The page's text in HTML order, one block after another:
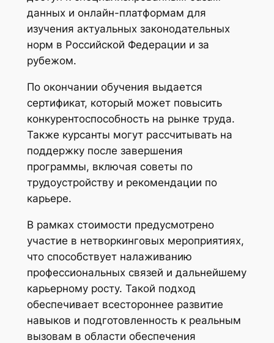
данных и онлайн-платформам для
изучения актуальных законодательных
норм в Российской Федерации и за
рубежом.
По окончании обучения выдается
сертификат, который может повысить
конкурентоспособность на рынке труда.
Также курсанты могут рассчитывать на
поддержку после завершения
программы, включая советы по
трудоустройству и рекомендации по
карьере.
В рамках стоимости предусмотрено
участие в нетворкинговых мероприятиях,
что способствует налаживанию
профессиональных связей и дальнейшему
карьерному росту. Такой подход
обеспечивает всестороннее развитие
навыков и подготовленность к реальным
вызовам в области обеспечения